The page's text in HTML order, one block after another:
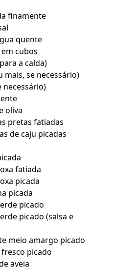
finamente
quente
cubos
a calda)
mais, se necessário)
necessário)
oliva
pretas fatiadas
de caju picadas
fatiada
picada
picada
picado
picado (salsa e
meio amargo picado
picado
aveia